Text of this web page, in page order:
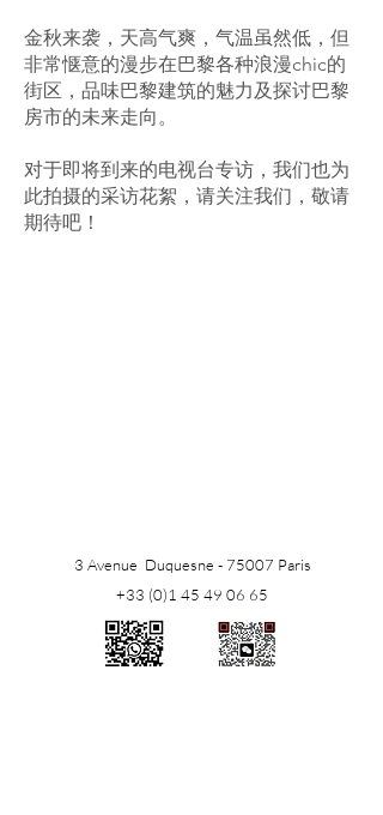
金秋来袭，天高气爽，气温虽然低，但
非常惬意的漫步在巴黎各种浪漫chic的
街区，品味巴黎建筑的魅力及探讨巴黎
房市的未来走向。
对于即将到来的电视台专访，我们也为
此拍摄的采访花絮，请关注我们，敬请
期待吧！
3 Avenue Duquesne - 75007 Paris
+33 (0)1 45 49 06 65